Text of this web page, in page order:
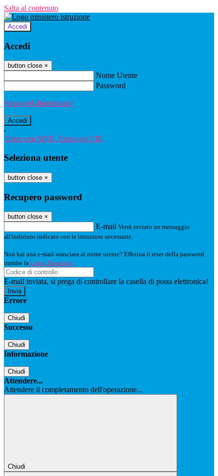
Salta al contenuto
Accedi
Accedi
button close ×
Nome Utente
Password
Password dimenticata?
-
Entra con SPID Entra con CIE
Seleziona utente
button close ×
Recupero password
button close ×
E-mail Verrà inviato un messaggio
all'indirizzo indicato con le istruzioni necessarie.
Non hai una e-mail associata al nome utente? Effettua il reset della password
tramite la Login Spaggiari
E-mail inviata, si prega di controllare la casella di posta elettronica!
Errore
Chiudi
Successo
Chiudi
Informazione
Chiudi
Attendere...
Attendere il completamento dell'operazione...
Chiudi